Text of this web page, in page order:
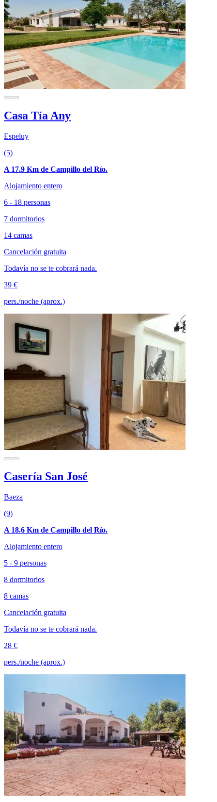
Casa Tía Any
Espeluy
(5)
A 17.9 Km de Campillo del Río.
Alojamiento entero
6 - 18 personas
7 dormitorios
14 camas
Cancelación gratuita
Todavía no se te cobrará nada.
39 €
pers./noche (aprox.)
Casería San José
Baeza
(9)
A 18.6 Km de Campillo del Río.
Alojamiento entero
5 - 9 personas
8 dormitorios
8 camas
Cancelación gratuita
Todavía no se te cobrará nada.
28 €
pers./noche (aprox.)